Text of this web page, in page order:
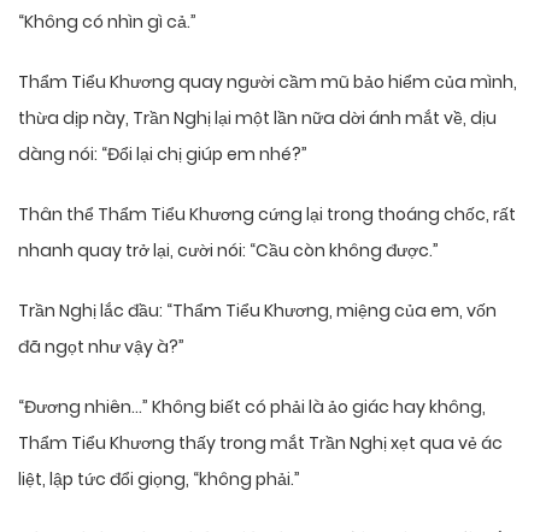
“Không có nhìn gì cả.”
Thẩm Tiểu Khương quay người cầm mũ bảo hiểm của mình,
thừa dịp này, Trần Nghị lại một lần nữa dời ánh mắt về, dịu
dàng nói: “Đổi lại chị giúp em nhé?”
Thân thể Thẩm Tiểu Khương cứng lại trong thoáng chốc, rất
nhanh quay trở lại, cười nói: “Cầu còn không được.”
Trần Nghị lắc đầu: “Thẩm Tiểu Khương, miệng của em, vốn
đã ngọt như vậy à?”
“Đương nhiên…” Không biết có phải là ảo giác hay không,
Thẩm Tiểu Khương thấy trong mắt Trần Nghị xẹt qua vẻ ác
liệt, lập tức đổi giọng, “không phải.”